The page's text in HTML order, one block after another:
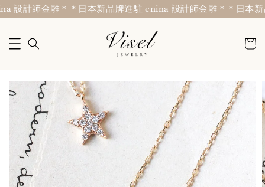
設計師金雕＊ ＊日本新品牌進駐 enina 設計師金雕＊ ＊日本新